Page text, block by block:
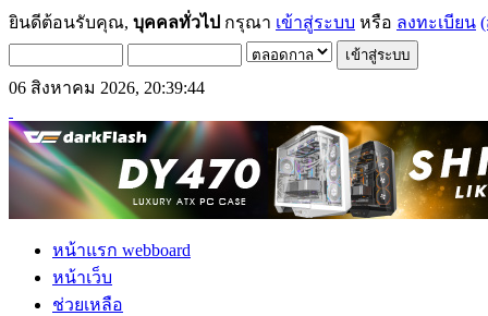
ยินดีต้อนรับคุณ, บุคคลทั่วไป กรุณา เข้าสู่ระบบ หรือ ลงทะเบียน
06 สิงหาคม 2026, 20:39:44
หน้าแรก webboard
หน้าเว็บ
ช่วยเหลือ